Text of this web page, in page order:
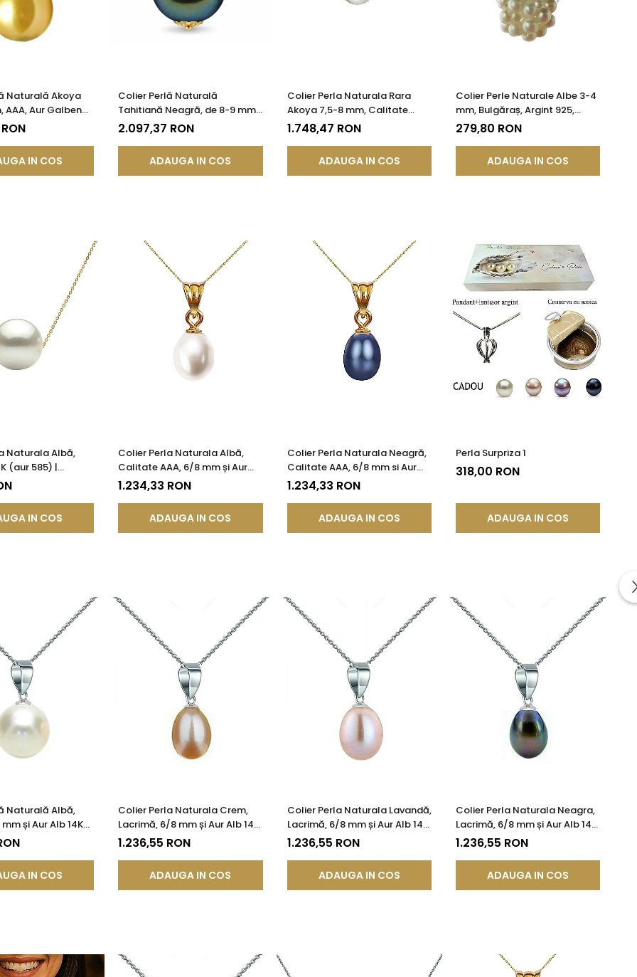
Naturală Akoya
AAA, Aur Galben
IN COS
Colier Perlă Naturală
Tahitiană Neagră, de 8-9 mm,
AAA, Aur Galben 14K cu
Pandantiv | KASKADDA®
2.097,37 RON
ADAUGA IN COS
Colier Perla Naturala Rara
Akoya 7,5-8 mm, Calitate
AAA+, Aur 14K | KASKADDA®
1.748,47 RON
ADAUGA IN COS
Colier Perle Naturale Albe 3-4
mm, Bulgăraș, Argint 925,
Calitate AAA | KASKADDA®
279,80 RON
ADAUGA IN COS
Naturala Albă,
(aur 585) |
IN COS
Colier Perla Naturala Albă,
Calitate AAA, 6/8 mm și Aur
14K (aur 585) | KASKADDA®
1.234,33 RON
ADAUGA IN COS
Colier Perla Naturala Neagră,
Calitate AAA, 6/8 mm si Aur
14k | KASKADDA®
1.234,33 RON
ADAUGA IN COS
Perla Surpriza 1
318,00 RON
ADAUGA IN COS
Naturală Albă,
și Aur Alb 14K
IN COS
Colier Perla Naturala Crem,
Lacrimă, 6/8 mm și Aur Alb 14K
(aur 585) | KASKADDA®
1.236,55 RON
ADAUGA IN COS
Colier Perla Naturala Lavandă,
Lacrimă, 6/8 mm și Aur Alb 14K
(aur 585) | KASKADDA®
1.236,55 RON
ADAUGA IN COS
Colier Perla Naturala Neagra,
Lacrimă, 6/8 mm și Aur Alb 14K
(aur 585) | KASKADDA®
1.236,55 RON
ADAUGA IN COS